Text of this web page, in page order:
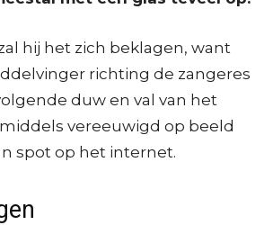
hij het zich beklagen, want
richting de zangeres
duw en val van het
vereeuwigd op beeld
spot op het internet.